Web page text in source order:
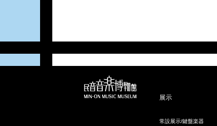
展示
常設展示/鍵盤楽器